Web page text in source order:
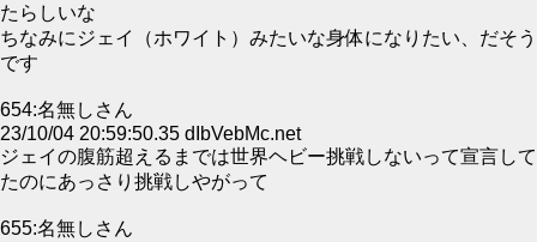
たらしいな
ちなみにジェイ（ホワイト）みたいな身体になりたい、だそう
です
654:名無しさん
23/10/04 20:59:50.35 dIbVebMc.net
ジェイの腹筋超えるまでは世界ヘビー挑戦しないって宣言して
たのにあっさり挑戦しやがって
655:名無しさん